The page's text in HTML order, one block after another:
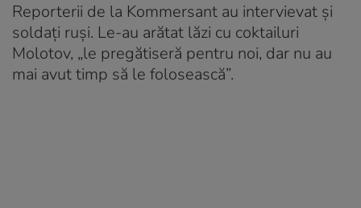
Reporterii de la Kommersant au intervievat și
soldați ruși. Le-au arătat lăzi cu coktailuri
Molotov, „le pregătiseră pentru noi, dar nu au
mai avut timp să le folosească”.